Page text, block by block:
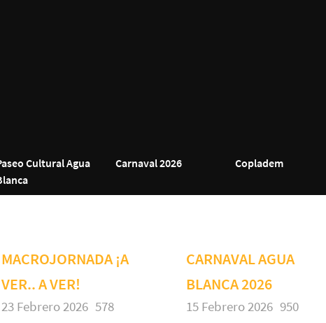
Cultural Agua
Carnaval 2026 Copladem
MACROJORNADA ¡A
VER.. A VER!
23 Febrero 2026 578
CARNAVAL AGUA
BLANCA 2026
15 Febrero 2026 950